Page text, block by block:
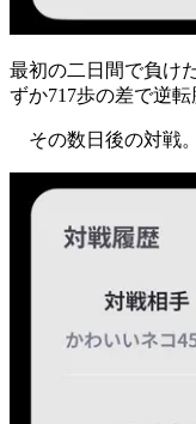
最初の二日間で負け
ずか717歩の差で逆転
その数日後の対戦。